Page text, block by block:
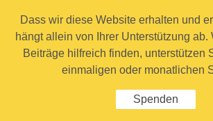
Dass wir diese Website erhalten und
hängt allein von Ihrer Unterstützung ab.
Beiträge hilfreich finden, unterstützen
einmaligen oder monatlichen
Spenden